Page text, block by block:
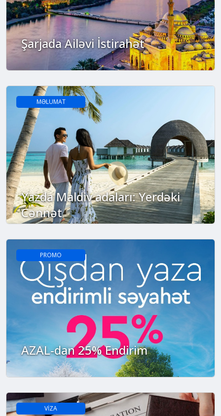
Şarjada Ailəvi İstirahət
MƏLUMAT
Yazda Maldiv adaları: Yerdəki
Cənnət
PROMO
AZAL-dan 25% Endirim
VİZA